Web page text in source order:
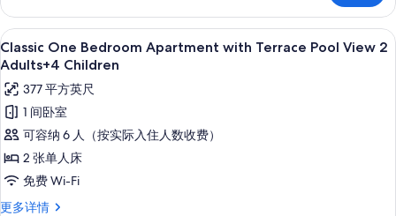
with
Terrace
Pool
View
Adults+3
Children
更
多
信
显
示
Classic
One
Bedroom
Apartment
with
Terrace
Pool
高档床上用品、客房内保险箱、免费
10
Classic One Bedroom Apartment with Terrace Pool View 2
Adults+4 Children
377 平方英尺
1 间卧室
可容纳 6 人（按实际入住人数收费）
2 张单人床
免费 Wi-Fi
更多详情
Classic